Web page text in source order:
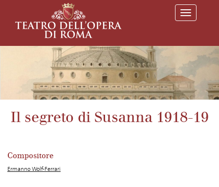
T
o
l
n
v
i
g
t
i
Il segreto di Susanna 1918-19
Compositore
Ermanno Wolf-Ferrari